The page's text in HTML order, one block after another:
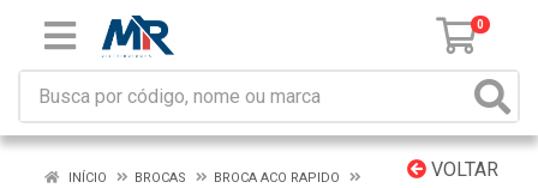
0
VOLTAR
INÍCIO BROCAS
BROCA ACO RAPIDO